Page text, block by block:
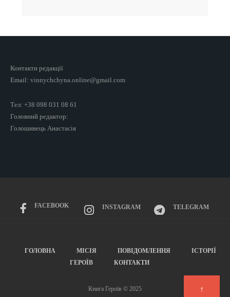
Контакти редакції
Email: vinnychchyna.online@gmail.com
Тел: +38 098 031 08 61
Головний редактор:
Голошивець Анастасія
FACEBOOK INSTAGRAM TELEGRAM
ГОЛОВНА МІСІЯ ПОВІДОМЛЕННЯ
ІСТОРІЇ
ГЕРОЇВ
КОНТАКТИ
Книга Героїв © 2025 ↑